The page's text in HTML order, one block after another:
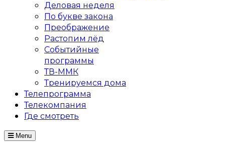
Деловая неделя
По букве закона
Преображение
Растопим лёд
Событийные
программы
ТВ-ММК
Тренируемся дома
Телепрограмма
Телекомпания
Где смотреть
Menu